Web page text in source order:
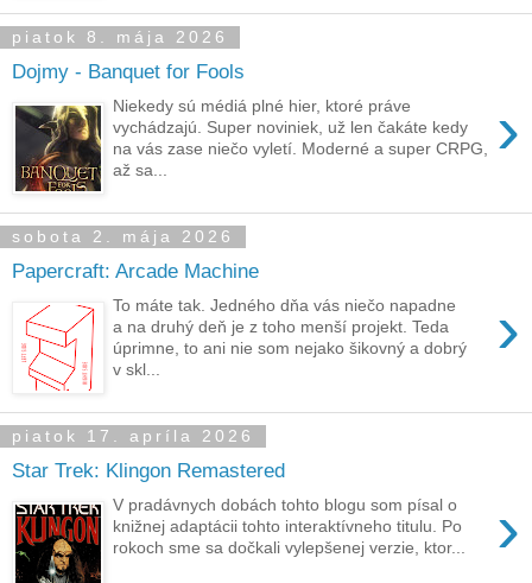
piatok 8. mája 2026
Dojmy - Banquet for Fools
›
Niekedy sú médiá plné hier, ktoré práve
vychádzajú. Super noviniek, už len čakáte kedy
na vás zase niečo vyletí. Moderné a super CRPG,
až sa...
sobota 2. mája 2026
Papercraft: Arcade Machine
›
To máte tak. Jedného dňa vás niečo napadne
a na druhý deň je z toho menší projekt. Teda
úprimne, to ani nie som nejako šikovný a dobrý
v skl...
piatok 17. apríla 2026
Star Trek: Klingon Remastered
›
V pradávnych dobách tohto blogu som písal o
knižnej adaptácii tohto interaktívneho titulu. Po
rokoch sme sa dočkali vylepšenej verzie, ktor...